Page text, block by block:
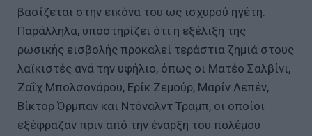
βασίζεται στην εικόνα του ως ισχυρού ηγέτη.
Παράλληλα, υποστηρίζει ότι η εξέλιξη της
ρωσικής εισβολής προκαλεί τεράστια ζημιά στους
λαϊκιστές ανά την υφήλιο, όπως οι Ματέο Σαλβίνι,
Ζαΐχ Μπολσονάρου, Ερίκ Ζεμούρ, Μαρίν Λεπέν,
Βίκτορ Όρμπαν και Ντόναλντ Τραμπ, οι οποίοι
εξέφραζαν πριν από την έναρξη του πολέμου